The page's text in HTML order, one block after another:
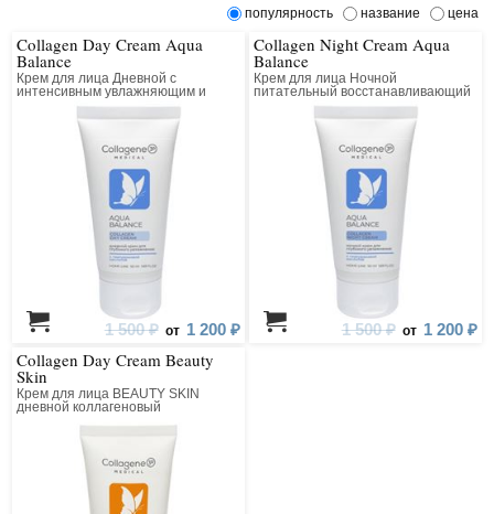
популярность название цена
Collagen Day Cream Aqua
Balance
Крем для лица Дневной с
интенсивным увлажняющим и
лифтинг действием
1 500 ₽ от 1 200 ₽
Collagen Night Cream Aqua
Balance
Крем для лица Ночной
питательный восстанавливающий
1 500 ₽ от 1 200 ₽
Collagen Day Cream Beauty
Skin
Крем для лица BEAUTY SKIN
дневной коллагеновый